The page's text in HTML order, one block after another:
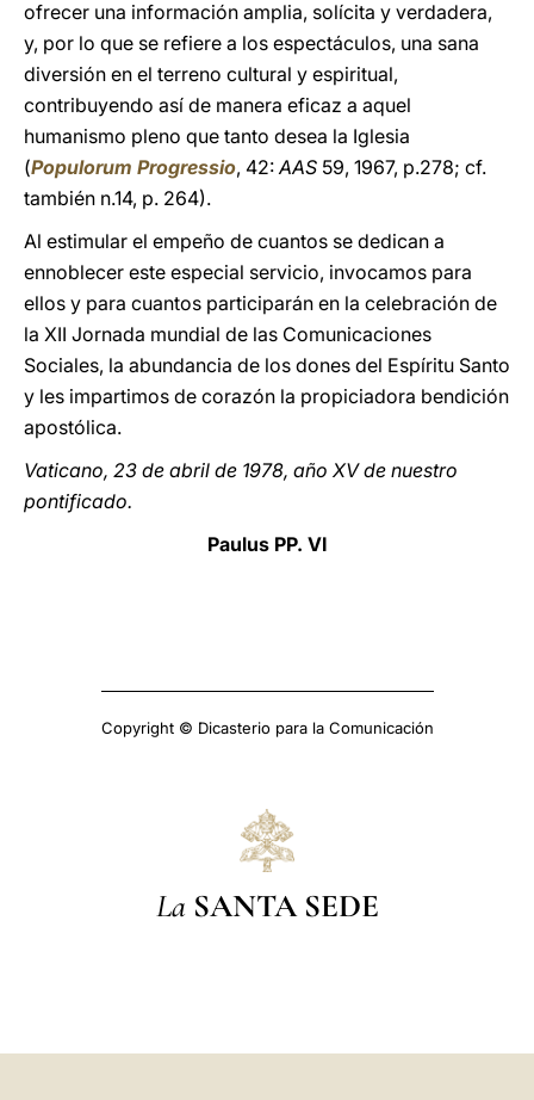
ofrecer una información amplia, solícita y verdadera,
y, por lo que se refiere a los espectáculos, una sana
diversión en el terreno cultural y espiritual,
contribuyendo así de manera eficaz a aquel
humanismo pleno que tanto desea la Iglesia
(Populorum Progressio, 42:AAS 59, 1967, p.278; cf.
también n.14, p. 264).
Al estimular el empeño de cuantos se dedican a
ennoblecer este especial servicio, invocamos para
ellos y para cuantos participarán en la celebración de
la XII Jornada mundial de las Comunicaciones
Sociales, la abundancia de los dones del Espíritu Santo
y les impartimos de corazón la propiciadora bendición
apostólica.
Vaticano, 23 de abril de 1978, año XV de nuestro
pontificado.
Paulus PP. VI
Copyright © Dicasterio para la Comunicación
La SANTA SEDE